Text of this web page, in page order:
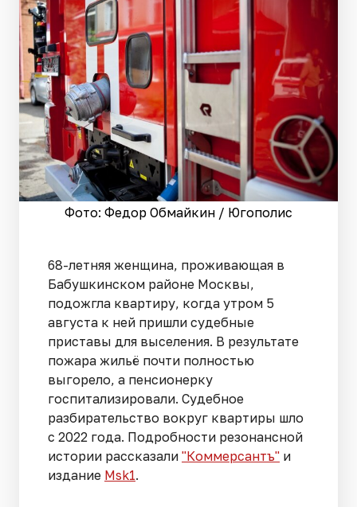
Фото: Федор Обмайкин / Югополис
68-летняя женщина, проживающая в
Бабушкинском районе Москвы,
подожгла квартиру, когда утром 5
августа к ней пришли судебные
приставы для выселения. В результате
пожара жильё почти полностью
выгорело, а пенсионерку
госпитализировали. Судебное
разбирательство вокруг квартиры шло
с 2022 года. Подробности резонансной
истории рассказали "Коммерсантъ" и
издание Msk1.